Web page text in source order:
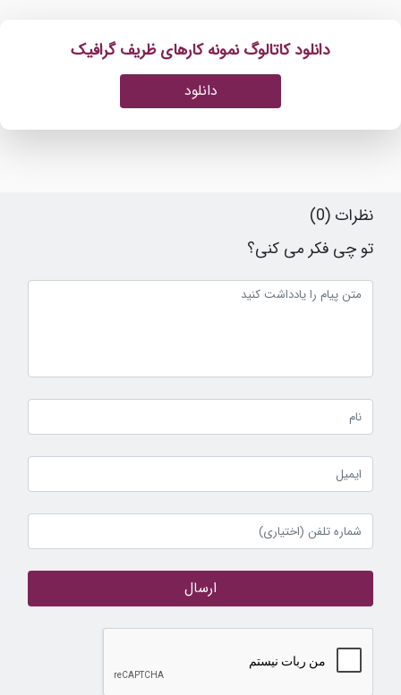
دانلود کاتالوگ نمونه کارهای ظریف گرافیک
دانلود
نظرات (0)
تو چی فکر می کنی؟
ارسال